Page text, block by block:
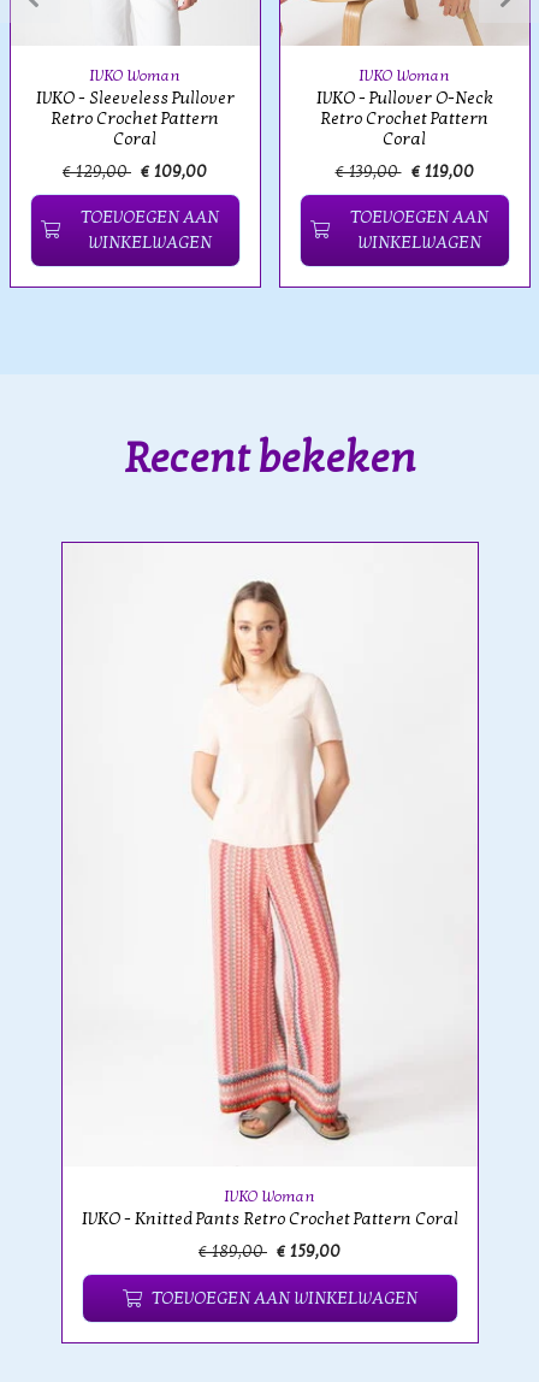
IVKO Woman
IVKO - Sleeveless Pullover
Retro Crochet Pattern
Coral
€ 129,00 € 109,00
TOEVOEGEN AAN
WINKELWAGEN
IVKO Woman
IVKO - Pullover O-Neck
Retro Crochet Pattern
Coral
€ 139,00 € 119,00
TOEVOEGEN AAN
WINKELWAGEN
Recent bekeken
IVKO Woman
IVKO - Knitted Pants Retro Crochet Pattern Coral
€ 189,00 € 159,00
TOEVOEGEN AAN WINKELWAGEN